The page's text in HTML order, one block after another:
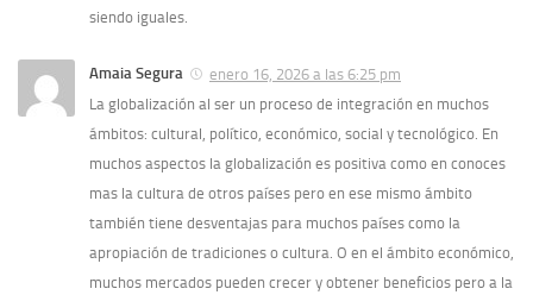
siendo iguales.
Amaia Segura
enero 16, 2026 a las 6:25 pm
La globalización al ser un proceso de integración en muchos
ámbitos: cultural, político, económico, social y tecnológico. En
muchos aspectos la globalización es positiva como en conoces
mas la cultura de otros países pero en ese mismo ámbito
también tiene desventajas para muchos países como la
apropiación de tradiciones o cultura. O en el ámbito económico,
muchos mercados pueden crecer y obtener beneficios pero a la